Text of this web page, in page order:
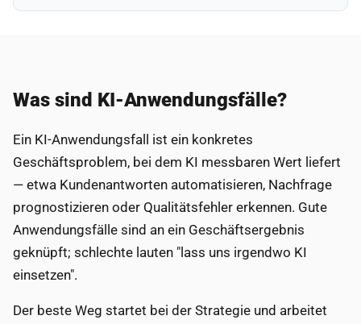
Was sind KI-Anwendungsfälle?
Ein KI-Anwendungsfall ist ein konkretes
Geschäftsproblem, bei dem KI messbaren Wert liefert
— etwa Kundenantworten automatisieren, Nachfrage
prognostizieren oder Qualitätsfehler erkennen. Gute
Anwendungsfälle sind an ein Geschäftsergebnis
geknüpft; schlechte lauten "lass uns irgendwo KI
einsetzen".
Der beste Weg startet bei der Strategie und arbeitet